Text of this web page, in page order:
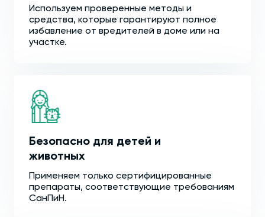
Используем проверенные методы и
средства, которые гарантируют полное
избавление от вредителей в доме или на
участке.
Безопасно для детей и
животных
Применяем только сертифицированные
препараты, соответствующие требованиям
СанПиН.